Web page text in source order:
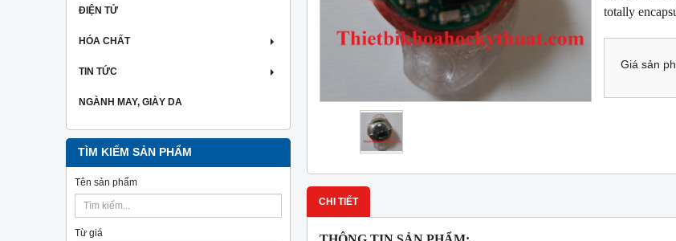
ĐIỆN TỬ
HÓA CHẤT
TIN TỨC
NGÀNH MAY, GIÀY DA
TÌM KIẾM SẢN PHẨM
Tên sản phẩm
Từ giá
totally
Giá sản
CHI TIẾT